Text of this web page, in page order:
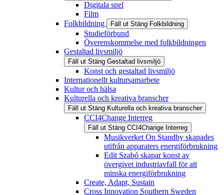
Digitala spel
Film
Folkbildning
Fäll ut Stäng Folkbildning
Studieförbund
Överenskommelse med folkbildningen
Gestaltad livsmiljö
Fäll ut Stäng Gestaltad livsmiljö
Konst och gestaltad livsmiljö
Internationellt kultursamarbete
Kultur och hälsa
Kulturella och kreativa branscher
Fäll ut Stäng Kulturella och kreativa branscher
CCI4Change Interreg
Fäll ut Stäng CCI4Change Interreg
Musikverket On Standby skapades
utifrån apparaters energiförbrukning
Edit Szabó skapar konst av
övergivet industriavfall för att
minska energiförbrukning
Create, Adapt, Sustain
Cross Innovation Southern Sweden